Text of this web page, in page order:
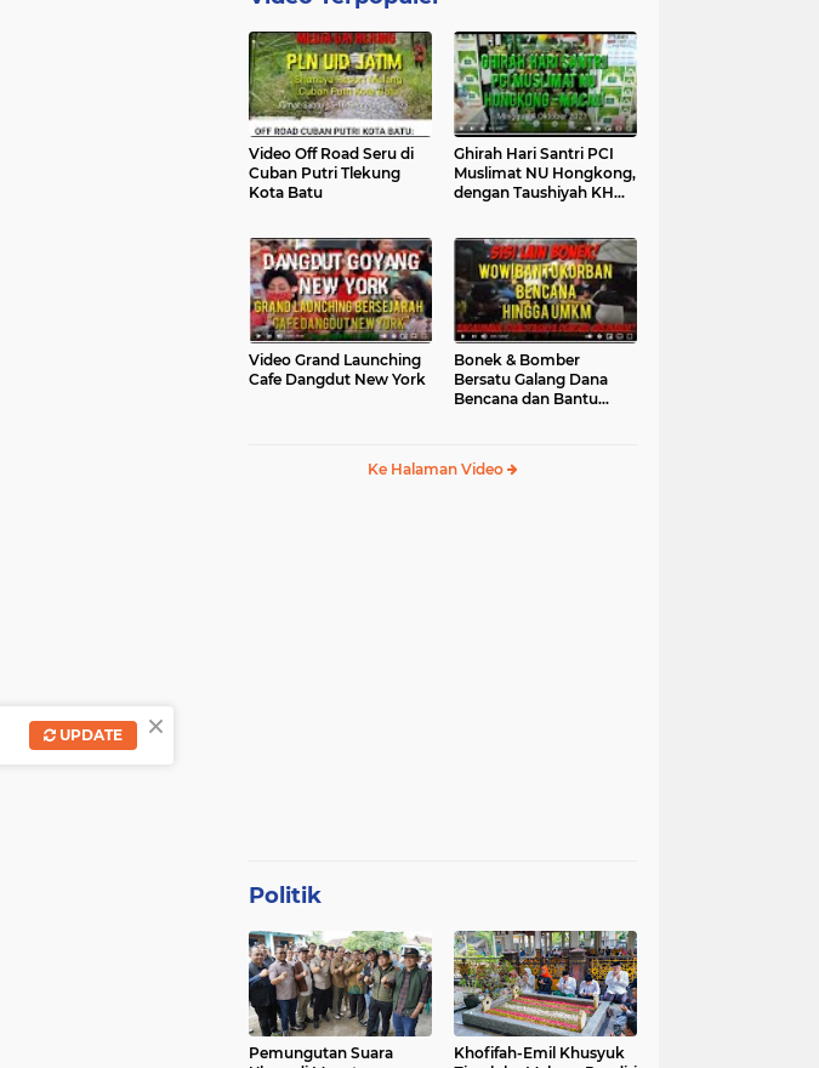
Video Off Road Seru di
Cuban Putri Tlekung
Kota Batu
Ghirah Hari Santri PCI
Muslimat NU Hongkong,
dengan Taushiyah KH
Video Grand Launching
Cafe Dangdut New York
Bonek & Bomber
Bersatu Galang Dana
Bencana dan Bantu
Ke Halaman Video
Politik
Pemungutan Suara
Khofifah-Emil Khusyuk
×
UPDATE